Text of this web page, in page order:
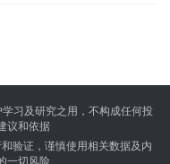
习及研究之用，不构成任何投
议和依据
验证，谨慎使用相关数据及内
一切风险